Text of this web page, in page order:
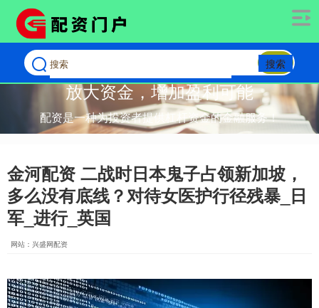
搜索
放大资金，增加盈利可能
配资是一种为投资者提供杠杆资金的金融服务！
金河配资 二战时日本鬼子占领新加坡，
多么没有底线？对待女医护行径残暴_日
军_进行_英国
网站：兴盛网配资